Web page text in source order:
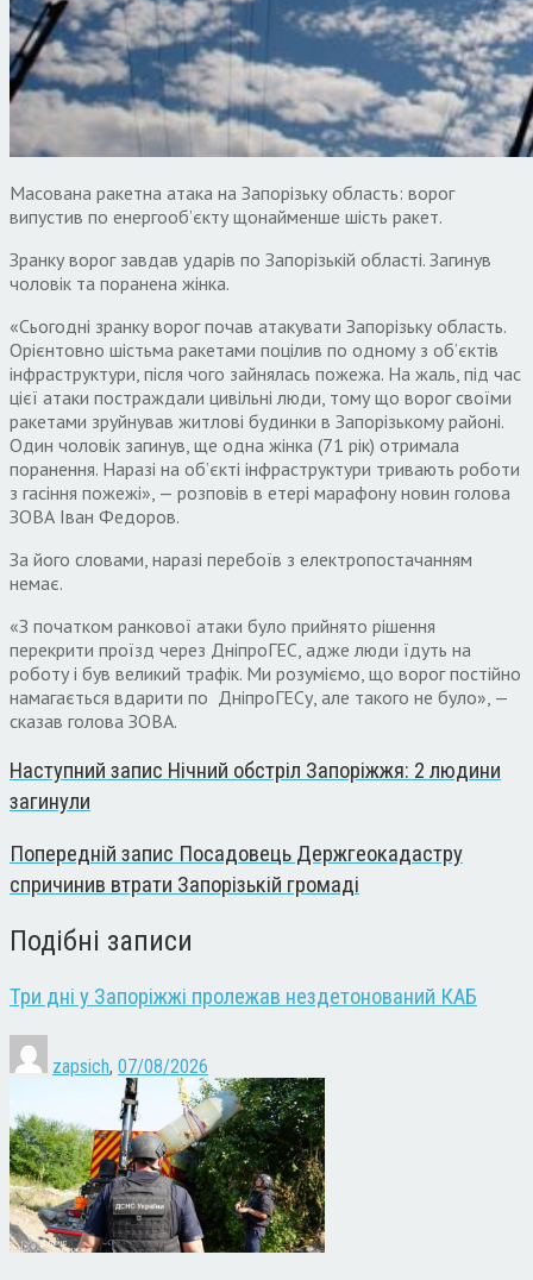
Масована ракетна атака на Запорізьку область: ворог
випустив по енергооб’єкту щонайменше шість ракет.
Зранку ворог завдав ударів по Запорізькій області. Загинув
чоловік та поранена жінка.
«Сьогодні зранку ворог почав атакувати Запорізьку область.
Орієнтовно шістьма ракетами поцілив по одному з об’єктів
інфраструктури, після чого зайнялась пожежа. На жаль, під час
цієї атаки постраждали цивільні люди, тому що ворог своїми
ракетами зруйнував житлові будинки в Запорізькому районі.
Один чоловік загинув, ще одна жінка (71 рік) отримала
поранення. Наразі на об’єкті інфраструктури тривають роботи
з гасіння пожежі», — розповів в етері марафону новин голова
ЗОВА Іван Федоров.
За його словами, наразі перебоїв з електропостачанням
немає.
«З початком ранкової атаки було прийнято рішення
перекрити проїзд через ДніпроГЕС, адже люди їдуть на
роботу і був великий трафік. Ми розуміємо, що ворог постійно
намагається вдарити по ДніпроГЕСу, але такого не було», —
сказав голова ЗОВА.
Наступний запис Нічний обстріл Запоріжжя: 2 людини
загинули
Попередній запис Посадовець Держгеокадастру
спричинив втрати Запорізькій громаді
Подібні записи
Три дні у Запоріжжі пролежав нездетонований КАБ
zapsich, 07/08/2026